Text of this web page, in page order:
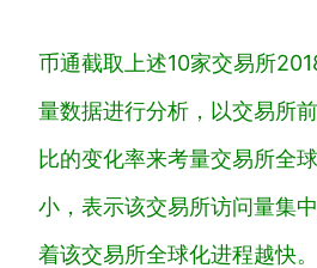
币通截取上述10家交易所
量数据进行分析，以交易所
比的变化率来考量交易所全
小，表示该交易所访问量集
着该交易所全球化进程越快。